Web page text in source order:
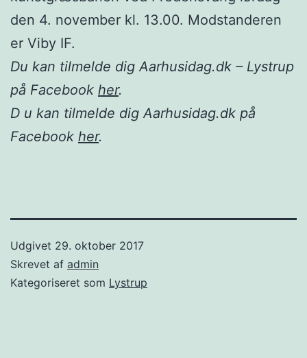
den 4. november kl. 13.00. Modstanderen
er Viby IF.
Du kan tilmelde dig Aarhusidag.dk – Lystrup
på Facebook her.
D u kan tilmelde dig Aarhusidag.dk på
Facebook her.
Udgivet 29. oktober 2017
Skrevet af admin
Kategoriseret som Lystrup